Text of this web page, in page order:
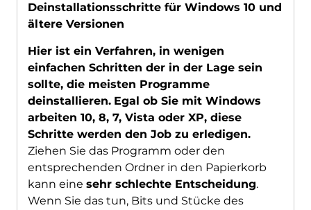
Deinstallationsschritte für Windows 10 und
ältere Versionen
Hier ist ein Verfahren, in wenigen
einfachen Schritten der in der Lage sein
sollte, die meisten Programme
deinstallieren. Egal ob Sie mit Windows
arbeiten 10, 8, 7, Vista oder XP, diese
Schritte werden den Job zu erledigen.
Ziehen Sie das Programm oder den
entsprechenden Ordner in den Papierkorb
kann eine sehr schlechte Entscheidung.
Wenn Sie das tun, Bits und Stücke des